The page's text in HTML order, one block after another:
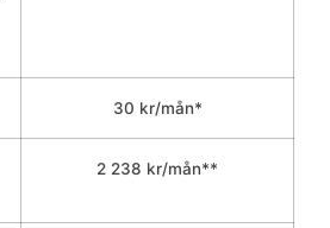
30 kr/mån*
2 238 kr/mån**